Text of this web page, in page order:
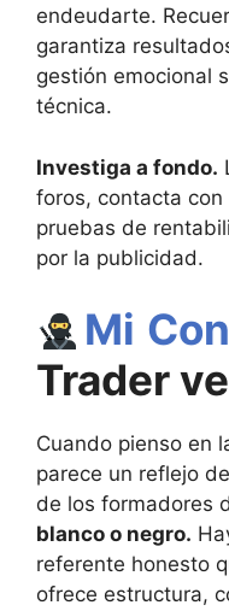
endeudarte.
garantiza
gestión emocional
técnica.
Investiga a fondo.
foros, contacta
pruebas de
por la publicidad.
Mi
Trader
Cuando pienso en
parece un reflejo
de los formadores
blanco o negro.
referente honesto
ofrece estructura,